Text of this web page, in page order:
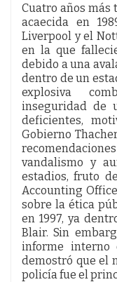
Cuatro años más
acaecida en
Liverpool y el
en la que
debido a una
dentro de un
explosiva
inseguridad de
deficientes,
Gobierno
vandalismo y
estadios, fruto
Accounting
sobre la ética
en 1997, ya
Blair. Sin
informe interno
demostró que el
policía fue el